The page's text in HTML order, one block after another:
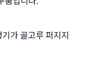
가 골고루 퍼지지